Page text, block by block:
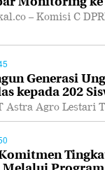
– Komisi C
Generasi
kepada 202
Astra Agro Lestari
Program